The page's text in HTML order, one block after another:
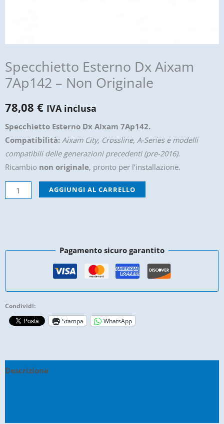
Specchietto Esterno Dx Aixam
7Ap142 – Non Originale
78,08 € IVA inclusa
Specchietto Esterno Dx Aixam 7Ap142.
Compatibilità: Aixam City, Crossline, A-Series e modelli
compatibili delle generazioni precedenti (pre-2016).
Ricambio non originale, pronto per l’installazione.
Specchietto
Esterno
-
AGGIUNGI AL CARRELLO
Pagamento sicuro garantito
Condividi:
Stampa
WhatsApp
Descrizione